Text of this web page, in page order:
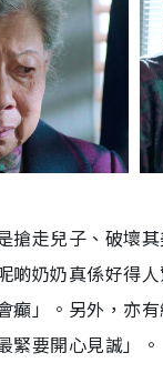
搶走兒子、破壞
啲奶奶真係好得
癲」。另外，亦
緊要開心見誠」。